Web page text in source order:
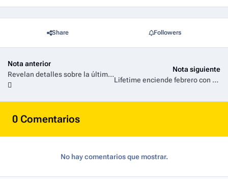
Share Followers
Nota anterior
Revelan detalles sobre la última entrega de la serie original de HBO ‘Como agua para chocolate’ en conferencia de prensa global
Nota siguiente
Lifetime enciende febrero con el estreno de dos especiales imperdibles de drama y romance
0 Comentarios
No hay comentarios que mostrar.